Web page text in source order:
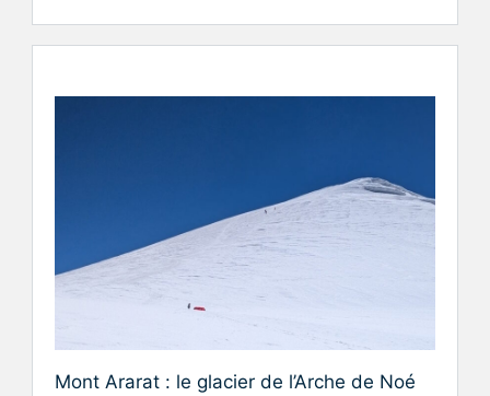
Mont Ararat : le glacier de l’Arche de Noé